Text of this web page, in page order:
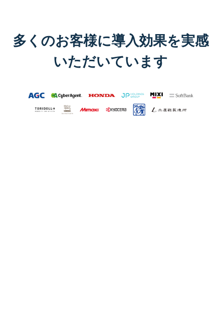
多くのお客様に導入効果を実感
いただいています